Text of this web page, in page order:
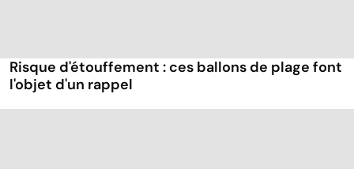
Risque d'étouffement : ces ballons de plage font
l'objet d'un rappel